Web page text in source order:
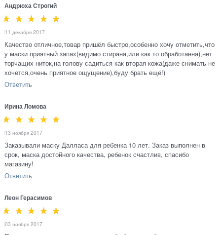
Андрюха Строгий
11 декабря 2017
Качество отличное,товар пришёл быстро,особенно хочу отметить,что
у маски приятный запах(видимо стирана,или как то обработанна),нет
торчащих ниток,на голову садиться как вторая кожа(даже снимать не
хочется,очень приятное ощущение),буду брать ещё!)
Ответить
Ирина Ломова
13 ноября 2017
Заказывали маску Далласа для ребенка 10 лет. Заказ выполнен в
срок, маска достойного качества, ребенок счастлив, спасибо
магазину!
Ответить
Леон Герасимов
03 ноября 2017